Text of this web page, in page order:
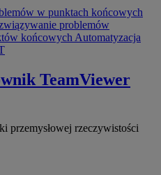
w punktach końcowych
problemów
końcowych Automatyzacja
TeamViewer
przemysłowej rzeczywistości